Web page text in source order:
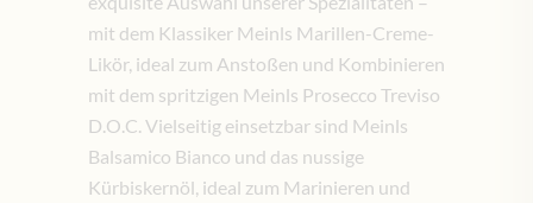
mit dem Klassiker Meinls Marillen-Creme-
Likör, ideal zum Anstoßen und Kombinieren
mit dem spritzigen Meinls Prosecco Treviso
D.O.C. Vielseitig einsetzbar sind Meinls
Balsamico Bianco und das nussige
Kürbiskernöl, ideal zum Marinieren und